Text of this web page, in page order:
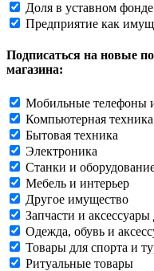
Доля в уставном фонде
Предприятие как
Подписаться на новые
магазина:
Мобильные телефоны
Компьютерная техника
Бытовая техника
Электроника
Станки и
Мебель и интерьер
Другое имущество
Запчасти и аксессуары
Одежда, обувь и
Товары для спорта и
Ритуальные товары